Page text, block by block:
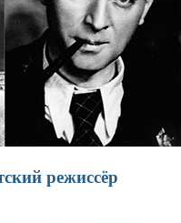
режиссёр